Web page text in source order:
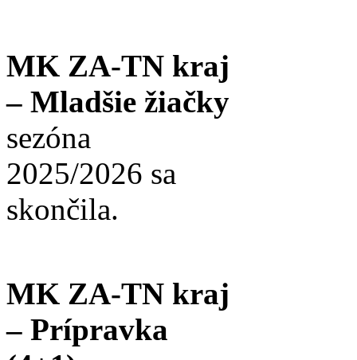
MK ZA-TN kraj
– Mladšie žiačky
sezóna
2025/2026 sa
skončila.
MK ZA-TN kraj
– Prípravka